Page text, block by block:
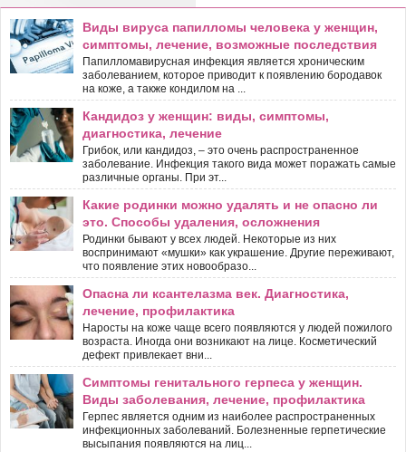
Виды вируса папилломы человека у женщин,
симптомы, лечение, возможные последствия
Папилломавирусная инфекция является хроническим
заболеванием, которое приводит к появлению бородавок
на коже, а также кондилом на ...
Кандидоз у женщин: виды, симптомы,
диагностика, лечение
Грибок, или кандидоз, – это очень распространенное
заболевание. Инфекция такого вида может поражать самые
различные органы. При эт...
Какие родинки можно удалять и не опасно ли
это. Способы удаления, осложнения
Родинки бывают у всех людей. Некоторые из них
воспринимают «мушки» как украшение. Другие переживают,
что появление этих новообразо...
Опасна ли ксантелазма век. Диагностика,
лечение, профилактика
Наросты на коже чаще всего появляются у людей пожилого
возраста. Иногда они возникают на лице. Косметический
дефект привлекает вни...
Симптомы генитального герпеса у женщин.
Виды заболевания, лечение, профилактика
Герпес является одним из наиболее распространенных
инфекционных заболеваний. Болезненные герпетические
высыпания появляются на лиц...